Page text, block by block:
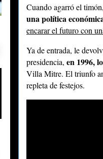
Cuando agarró el
una política
encarar el futuro con
Ya de entrada, le
presidencia, en 1996,
Villa Mitre. El triunfo
repleta de festejos.